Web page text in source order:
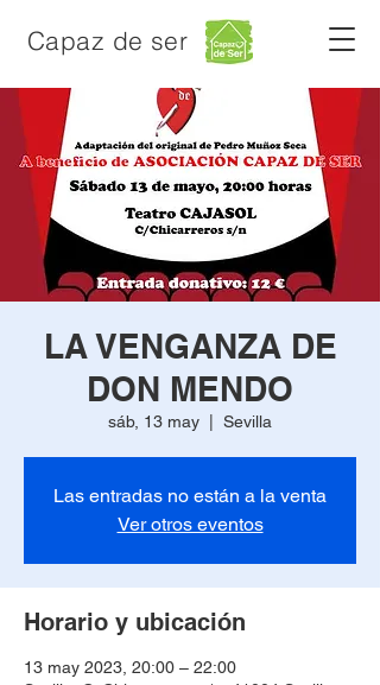
Capaz de ser
LA VENGANZA DE
DON MENDO
sáb, 13 may Sevilla
Las entradas no están a la venta
Ver otros eventos
Horario y ubicación
13 may 2023, 20:00 – 22:00